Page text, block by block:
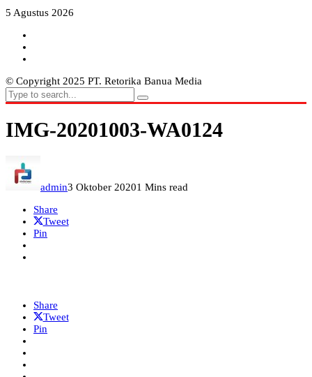
5 Agustus 2026
© Copyright 2025 PT. Retorika Banua Media
IMG-20201003-WA0124
admin3 Oktober 20201 Mins read
Share
Tweet
Pin
Share
Tweet
Pin